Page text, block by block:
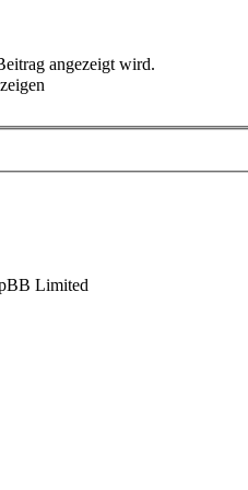
angezeigt wird.
Limited